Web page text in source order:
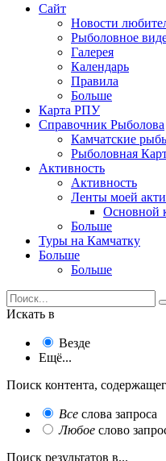
Сайт
Новости
Рыболовное
Галерея
Календарь
Правила
Больше
Карта РПУ
Справочник Рыболова
Камчатские
Рыболовная
Активность
Активность
Ленты моей
Основной
Больше
Туры на Камчатку
Больше
Больше
Искать в
Везде
Ещё...
Поиск контента,
Все слова запроса
Любое слово
Поиск результатов в...